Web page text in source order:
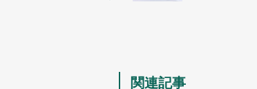
関連記事